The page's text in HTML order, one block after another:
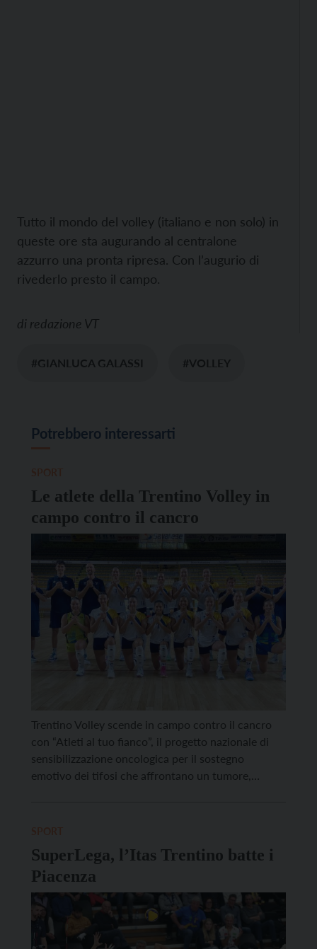
Tutto il mondo del volley (italiano e non solo) in
queste ore sta augurando al centralone
azzurro una pronta ripresa. Con l’augurio di
rivederlo presto il campo.
di redazione VT
#GIANLUCA GALASSI #VOLLEY
Potrebbero interessarti
Le atlete della Trentino Volley in
campo contro il cancro
Trentino Volley scende in campo contro il cancro
con “Atleti al tuo fianco”, il progetto nazionale di
sensibilizzazione oncologica per il sostegno
emotivo dei tifosi che affrontano un tumore,
particolare insieme […]
SuperLega, l’Itas Trentino batte i
Piacenza